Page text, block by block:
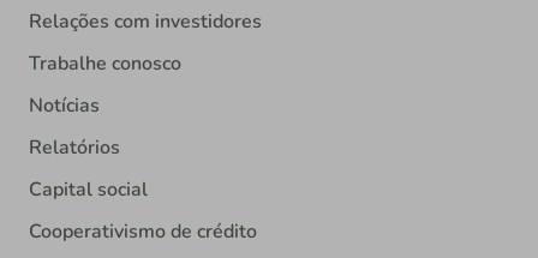
Relações com investidores
Trabalhe conosco
Notícias
Relatórios
Capital social
Cooperativismo de crédito